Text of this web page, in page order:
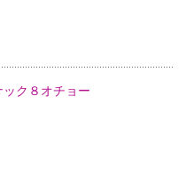
ック８オチョー